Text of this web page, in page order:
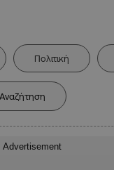
Πολιτική
Advertisement